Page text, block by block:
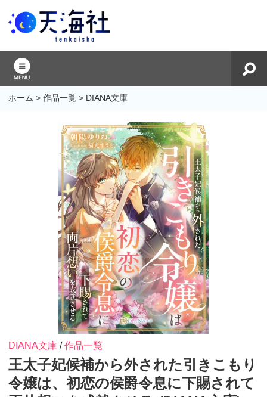
ホーム >作品一覧 > DIANA文庫
DIANA文庫 /作品一覧
王太子妃候補から外された引きこもり
令嬢は、初恋の侯爵令息に下賜されて